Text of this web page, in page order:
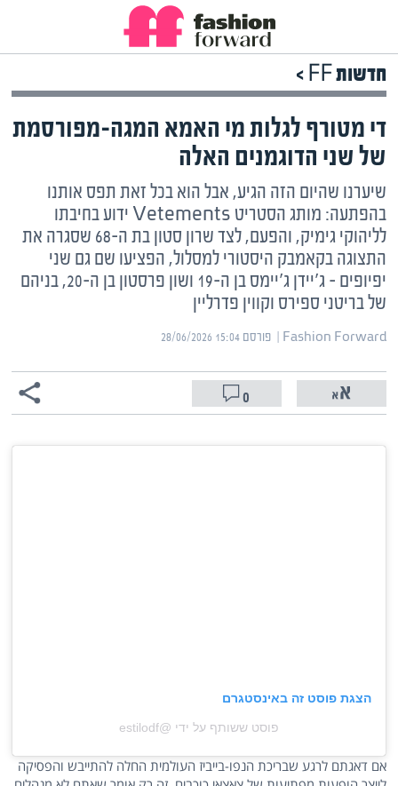
חדשות FF >
די מטורף לגלות מי האמא המגה-מפורסמת
של שני הדוגמנים האלה
שיערנו שהיום הזה הגיע, אבל הוא בכל זאת תפס אותנו
בהפתעה: מותג הסטריט Vetements ידוע בחיבתו
לליהוקי גימיק, והפעם, לצד שרון סטון בת ה-68 שסגרה את
התצוגה בקאמבק היסטורי למסלול, הפציעו שם גם שני
יפיופים – ג'יידן ג'יימס בן ה-19 ושון פרסטון בן ה-20, בניהם
של בריטני ספירס וקווין פדרליין
Fashion Forward | ‏ פורסם ‎28/06/2026 15:04
0
הצגת פוסט זה באינסטגרם
פוסט ששותף על ידי @‏‎estilodf‎‏
אם דאגתם לרגע שבריכת הנפו-בייביז העולמית החלה להתייבש והפסיקה